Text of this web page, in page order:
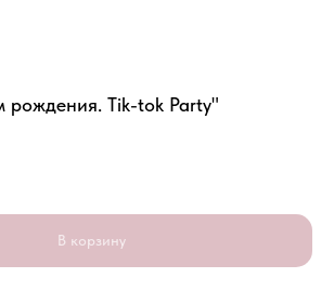
Tik-tok Party"
В корзину